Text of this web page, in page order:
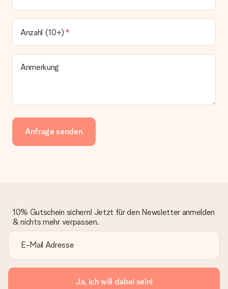
Anzahl (10+)
Anmerkung
Anfrage senden
10% Gutschein sichern! Jetzt für den Newsletter anmelden
& nichts mehr verpassen.
Ja, ich will dabei sein!